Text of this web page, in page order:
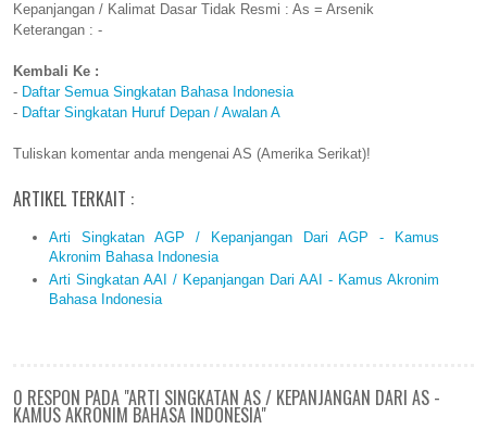
Kepanjangan / Kalimat Dasar Tidak Resmi : As = Arsenik
Keterangan : -
Kembali Ke :
- Daftar Semua Singkatan Bahasa Indonesia
- Daftar Singkatan Huruf Depan / Awalan A
Tuliskan komentar anda mengenai AS (Amerika Serikat)!
ARTIKEL TERKAIT :
Arti Singkatan AGP / Kepanjangan Dari AGP - Kamus
Akronim Bahasa Indonesia
Arti Singkatan AAI / Kepanjangan Dari AAI - Kamus Akronim
Bahasa Indonesia
0 RESPON PADA "ARTI SINGKATAN AS / KEPANJANGAN DARI AS -
KAMUS AKRONIM BAHASA INDONESIA"